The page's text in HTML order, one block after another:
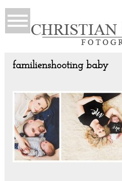
familienshooting baby